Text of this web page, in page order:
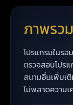
ภาพรว
โปรแกรมในร
ตรวจสอบโปร
สนามอื่นเพิ่มเ
ไม่พลาดความเ